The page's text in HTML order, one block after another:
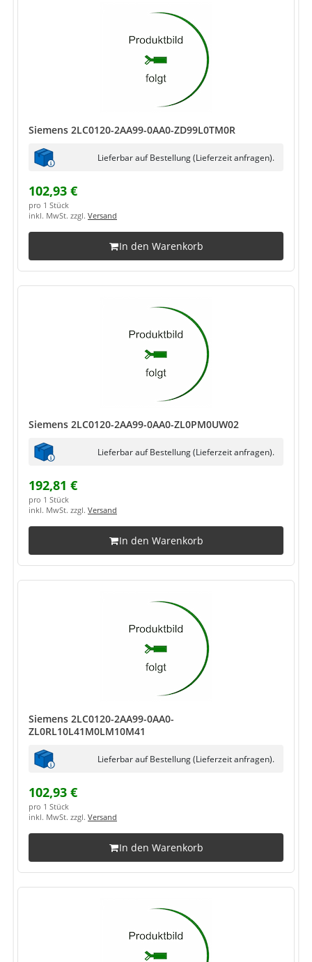
Siemens 2LC0120-2AA99-0AA0-ZD99L0TM0R
Lieferbar auf Bestellung (Lieferzeit anfragen).
102,93 €
pro 1 Stück
inkl. MwSt. zzgl. Versand
In den Warenkorb
Siemens 2LC0120-2AA99-0AA0-ZL0PM0UW02
Lieferbar auf Bestellung (Lieferzeit anfragen).
192,81 €
pro 1 Stück
inkl. MwSt. zzgl. Versand
In den Warenkorb
Siemens 2LC0120-2AA99-0AA0-
ZL0RL10L41M0LM10M41
Lieferbar auf Bestellung (Lieferzeit anfragen).
102,93 €
pro 1 Stück
inkl. MwSt. zzgl. Versand
In den Warenkorb